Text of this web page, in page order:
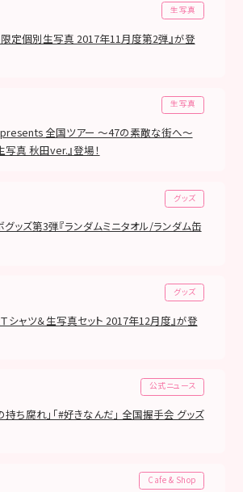
生写真
定個別生写真 2017年11月度第2弾』が登
生写真
presents 全国ツアー ～47の素敵な街へ～
写真 秋田ver.』登場！
グッズ
グッズ第3弾『ランダムミニタオル/ランダム缶
グッズ
シャツ＆生写真セット 2017年12月度』が登
公式ニュース
持ち腐れ」「#好きなんだ」 全国握手会 グッズ
Cafe & Shop